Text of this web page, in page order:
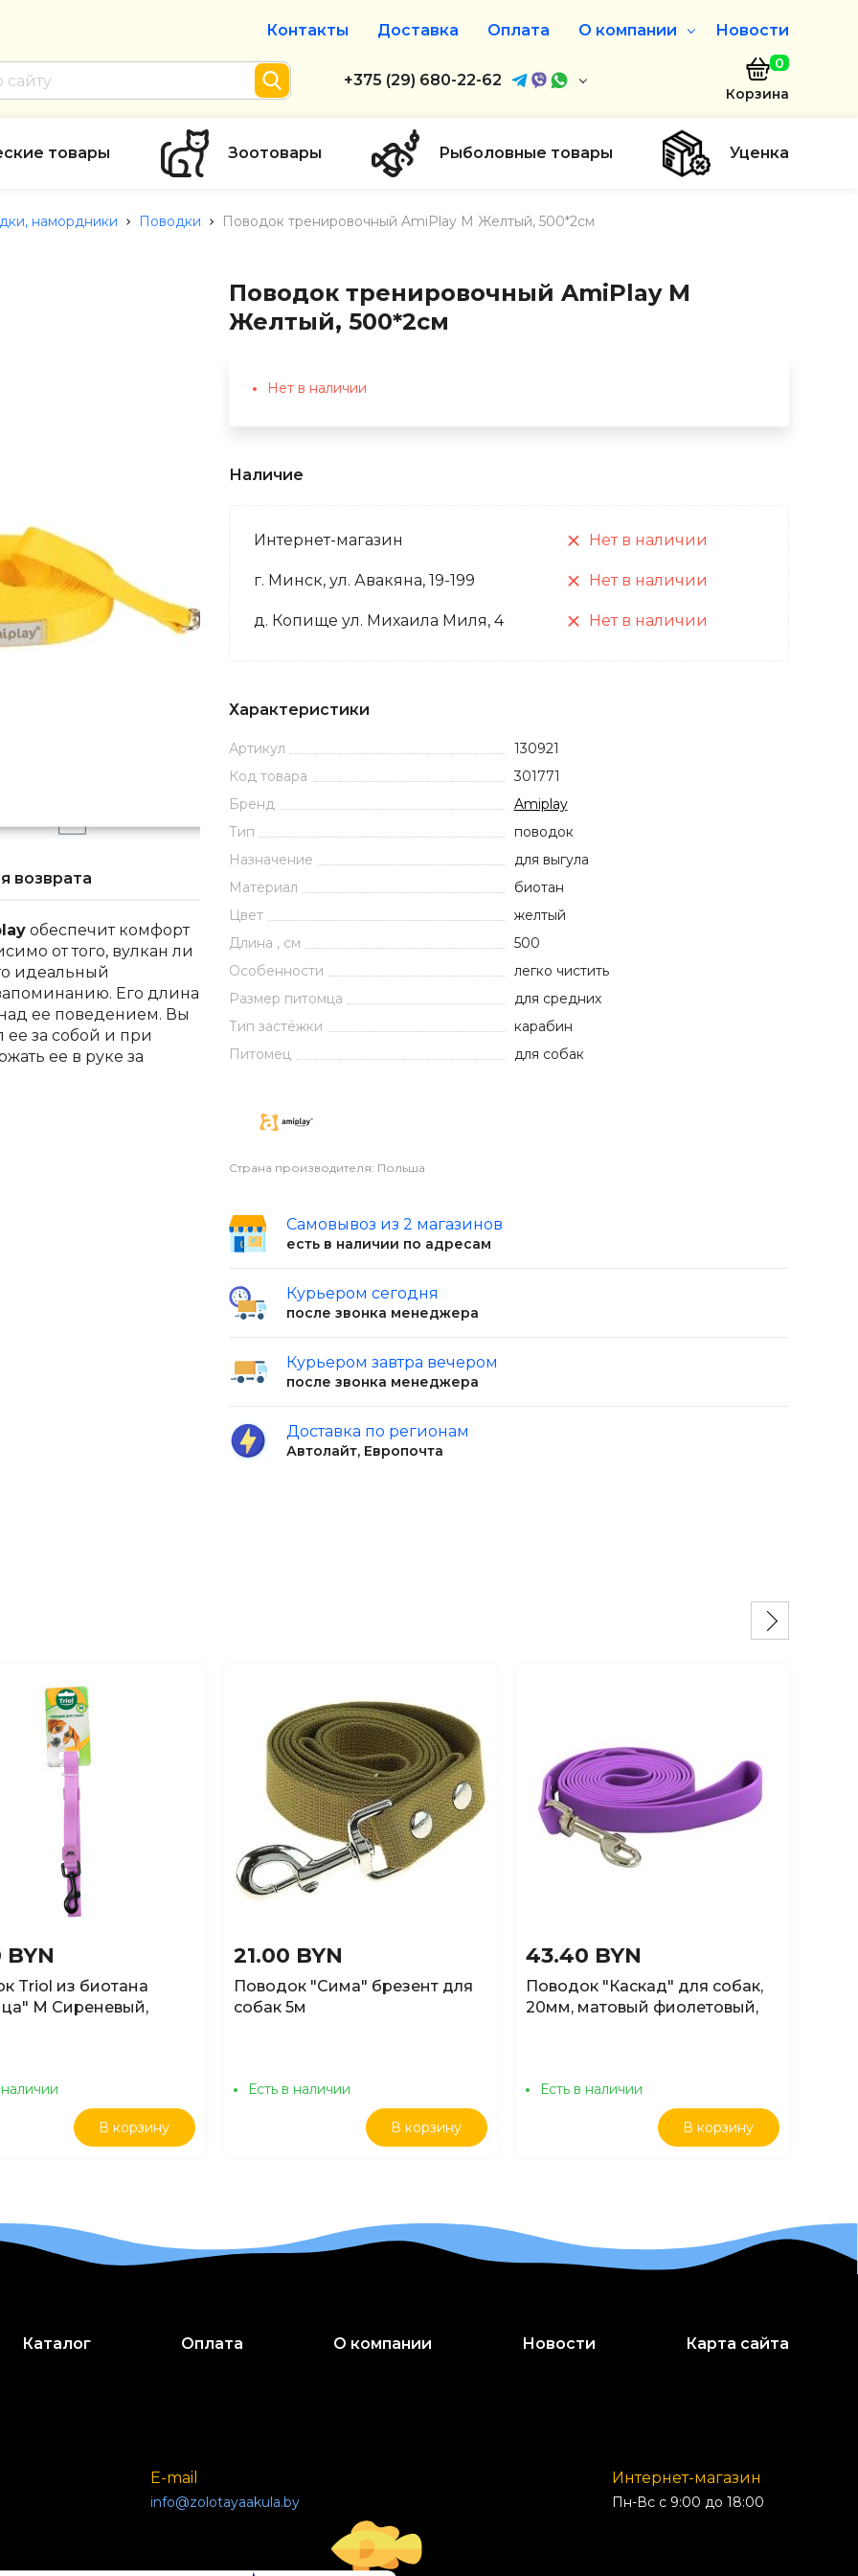
Контакты Доставка Оплата О компании
О нас
Дисконтная программа
Новости
+375 (29) 680-22-62
Интернет-магазин
тел. А1
Заказать звонок
info@zolotayaakula.by
0
Корзина
товары Зоотовары Рыболовные товары Уценка
намордники Поводки Поводок тренировочный AmiPlay M Желтый, 500*2см
возврата
обеспечит комфорт
от того, вулкан ли
идеальный
Его длина
ее поведением. Вы
ее за собой и при
ее в руке за
поводок также
Поводок тренировочный AmiPlay M
Желтый, 500*2см
Нет в наличии
Наличие
Интернет-магазин Нет в наличии
г. Минск, ул. Авакяна, 19-199 Нет в наличии
д. Копище ул. Михаила Миля, 4 Нет в наличии
Характеристики
Артикул
130921
Код товара
301771
Бренд
Amiplay
Тип
поводок
Назначение
для выгула
Материал
биотан
Цвет
желтый
Длина , см
500
Особенности
легко чистить
Размер питомца
для средних
Тип застёжки
карабин
Питомец
для собак
Страна производителя: Польша
Самовывоз из 2 магазинов
есть в наличии по адресам
Курьером сегодня
после звонка менеджера
Курьером завтра вечером
после звонка менеджера
Доставка по регионам
Автолайт, Европочта
BYN
Triol из биотана
М Сиреневый,
наличии
В корзину
21.00 BYN
Поводок "Сима" брезент для
собак 5м
Есть в наличии
В корзину
43.40 BYN
Поводок "Каскад" для собак,
20мм, матовый фиолетовый,
Есть в наличии
В корзину
Каталог Оплата О компании Новости Карта сайта
E-mail
info@zolotayaakula.by
Интернет-магазин
Пн-Вс с 9:00 до 18:00